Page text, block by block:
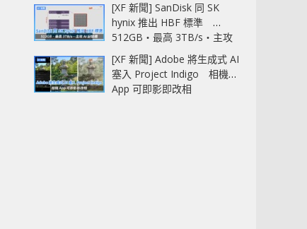
[XF 新聞] SanDisk 同 SK
hynix 推出 HBF 標準
512GB‧最高 3TB/s‧主攻
AI 記憶體
[XF 新聞] Adobe 將生成式 AI
塞入 Project Indigo 相機
App 可即影即改相